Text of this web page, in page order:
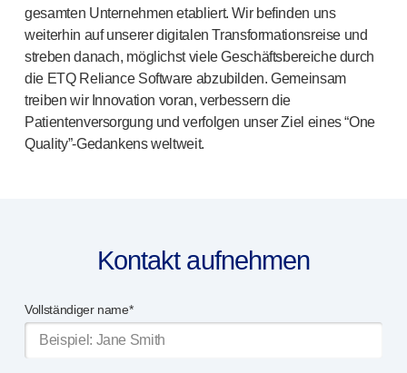
UN Global Compact Sponsorship
Witney-Entwicklung
Innovate UK
Nachrichten
Artikel
Ressourcen
Presse
gesamten Unternehmen etabliert. Wir befinden uns
weiterhin auf unserer digitalen Transformationsreise und
streben danach, möglichst viele Geschäftsbereiche durch
die ETQ Reliance Software abzubilden. Gemeinsam
treiben wir Innovation voran, verbessern die
Patientenversorgung und verfolgen unser Ziel eines “One
Quality”-Gedankens weltweit.
Kontakt aufnehmen
Vollständiger name*